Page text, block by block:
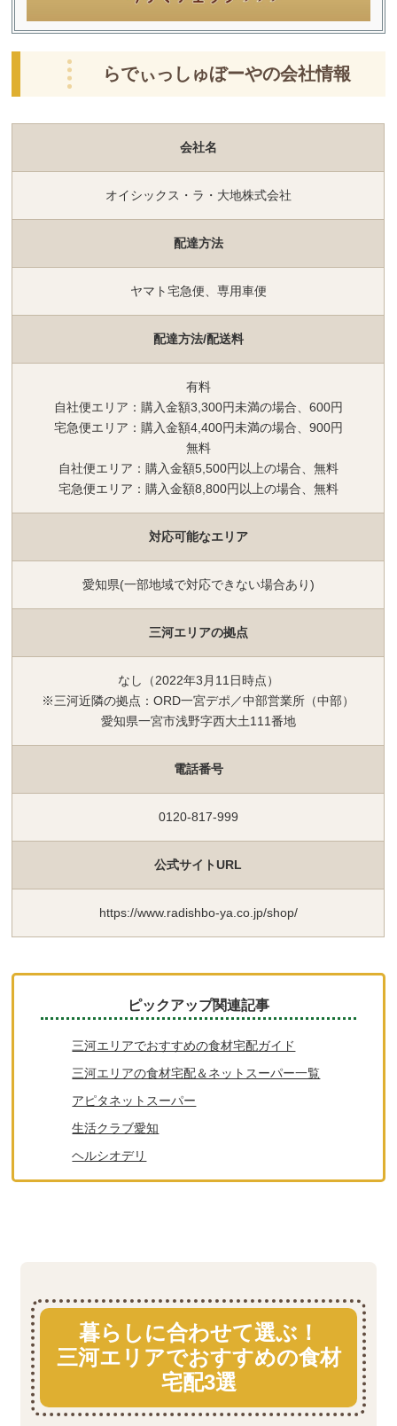
らでぃっしゅぼーやの会社情報
会社名
オイシックス・ラ・大地株式会社
配達方法
ヤマト宅急便、専用車便
配達方法/配送料
有料
自社便エリア：購入金額3,300円未満の場合、600円
宅急便エリア：購入金額4,400円未満の場合、900円
無料
自社便エリア：購入金額5,500円以上の場合、無料
宅急便エリア：購入金額8,800円以上の場合、無料
対応可能なエリア
愛知県(一部地域で対応できない場合あり)
三河エリアの拠点
なし（2022年3月11日時点）
※三河近隣の拠点：ORD一宮デポ／中部営業所（中部）
愛知県一宮市浅野字西大土111番地
電話番号
0120-817-999
公式サイトURL
https://www.radishbo-ya.co.jp/shop/
ピックアップ関連記事
三河エリアでおすすめの食材宅配ガイド
三河エリアの食材宅配＆ネットスーパー一覧
アピタネットスーパー
生活クラブ愛知
ヘルシオデリ
暮らしに合わせて選ぶ！
三河エリアでおすすめの食材
宅配3選